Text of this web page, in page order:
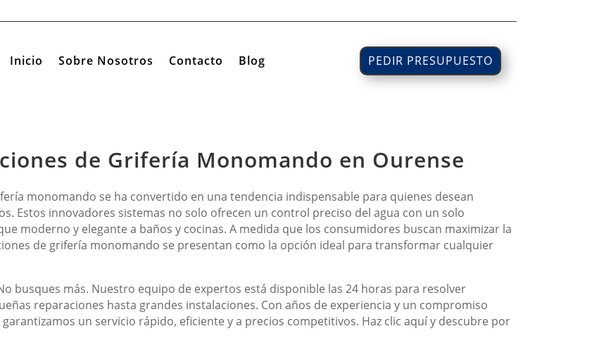
Inicio Sobre Nosotros Contacto Blog PEDIR PRESUPUESTO
de Grifería Monomando en Ourense
monomando se ha convertido en una tendencia indispensable para quienes desean
Estos innovadores sistemas no solo ofrecen un control preciso del agua con un solo
moderno y elegante a baños y cocinas. A medida que los consumidores buscan maximizar la
de grifería monomando se presentan como la opción ideal para transformar cualquier
busques más. Nuestro equipo de expertos está disponible las 24 horas para resolver
reparaciones hasta grandes instalaciones. Con años de experiencia y un compromiso
un servicio rápido, eficiente y a precios competitivos. Haz clic aquí y descubre por